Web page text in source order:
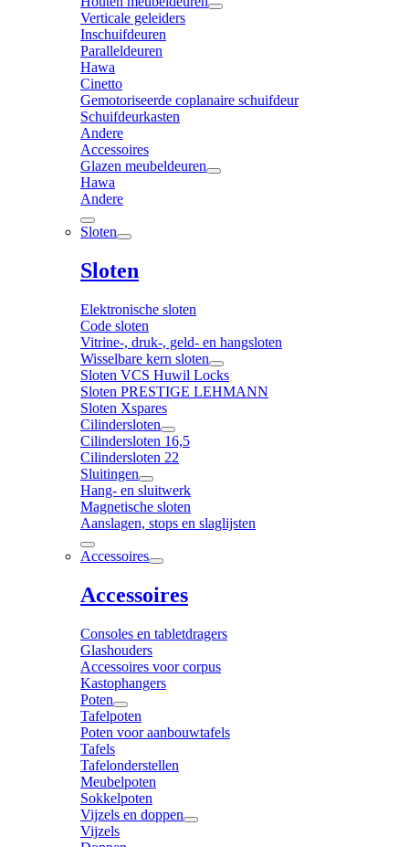
Verticale geleiders
Inschuifdeuren
Paralleldeuren
Hawa
Cinetto
Gemotoriseerde coplanaire schuifdeur
Schuifdeurkasten
Andere
Accessoires
Glazen meubeldeuren
Hawa
Andere
Sloten
Sloten
Elektronische sloten
Code sloten
Vitrine-, druk-, geld- en hangsloten
Wisselbare kern sloten
Sloten VCS Huwil Locks
Sloten PRESTIGE LEHMANN
Sloten Xspares
Cilindersloten
Cilindersloten 16,5
Cilindersloten 22
Sluitingen
Hang- en sluitwerk
Magnetische sloten
Aanslagen, stops en slaglijsten
Accessoires
Accessoires
Consoles en tabletdragers
Glashouders
Accessoires voor corpus
Kastophangers
Poten
Tafelpoten
Poten voor aanbouwtafels
Tafels
Tafelonderstellen
Meubelpoten
Sokkelpoten
Vijzels en doppen
Vijzels